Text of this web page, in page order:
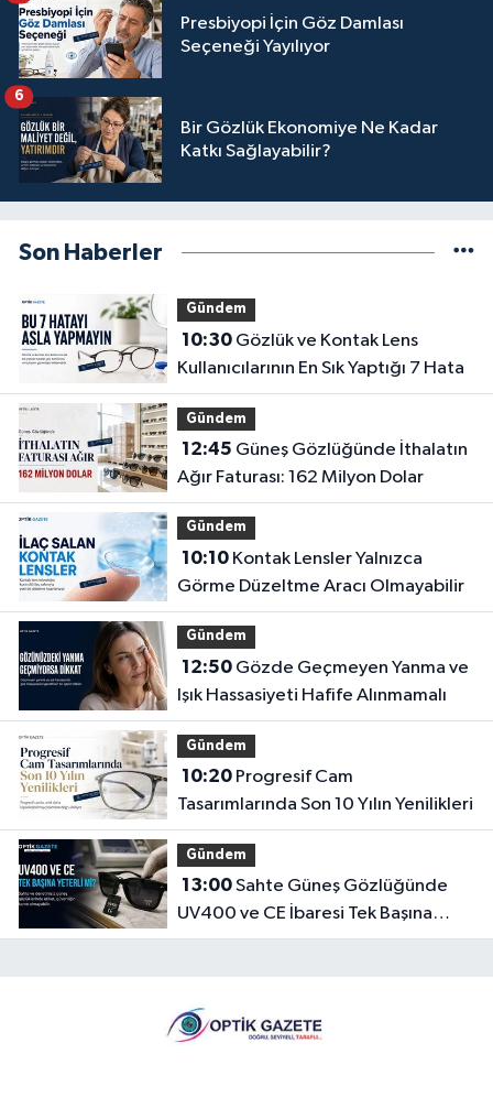
Presbiyopi İçin Göz Damlası
Seçeneği Yayılıyor
Bir Gözlük Ekonomiye Ne Kadar
Katkı Sağlayabilir?
6
Son Haberler
Gündem
10:30Gözlük ve Kontak Lens
Kullanıcılarının En Sık Yaptığı 7 Hata
Gündem
12:45
Ağır Faturası: 162 Milyon Dolar
Gündem
10:10Kontak Lensler Yalnızca
Görme Düzeltme Aracı Olmayabilir
Gündem
12:50Gözde Geçmeyen Yanma ve
Işık Hassasiyeti Hafife Alınmamalı
Gündem
10:20Progresif Cam
Tasarımlarında Son 10 Yılın Yenilikleri
Gündem
13:00Sahte Güneş Gözlüğünde
UV400 ve CE İbaresi Tek Başına
Yeterli mi?